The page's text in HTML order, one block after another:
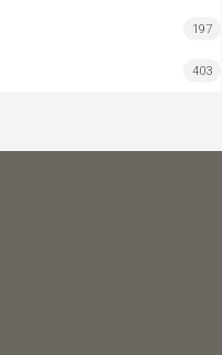
197
403